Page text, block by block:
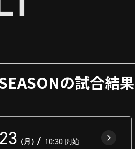
の試合結果
（月） 10:30 開始